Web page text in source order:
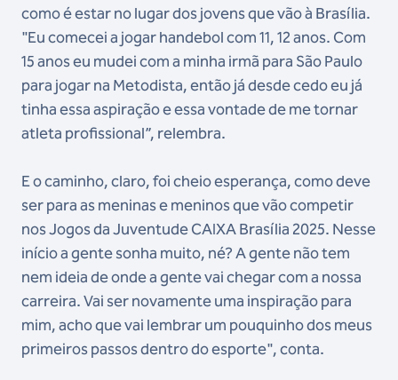
como é estar no lugar dos jovens que vão à Brasília.
"Eu comecei a jogar handebol com 11, 12 anos. Com
15 anos eu mudei com a minha irmã para São Paulo
para jogar na Metodista, então já desde cedo eu já
tinha essa aspiração e essa vontade de me tornar
atleta profissional”, relembra.
E o caminho, claro, foi cheio esperança, como deve
ser para as meninas e meninos que vão competir
nos Jogos da Juventude CAIXA Brasília 2025. Nesse
início a gente sonha muito, né? A gente não tem
nem ideia de onde a gente vai chegar com a nossa
carreira. Vai ser novamente uma inspiração para
mim, acho que vai lembrar um pouquinho dos meus
primeiros passos dentro do esporte", conta.